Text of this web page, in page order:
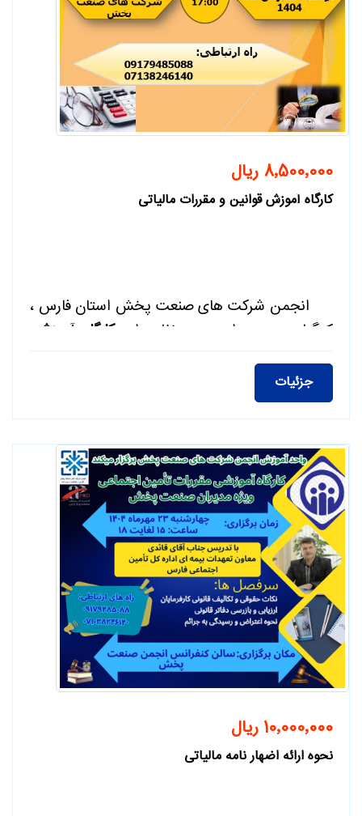
8٬500٬000 ریال
کارگاه آموزش قوانین و مقررات مالیاتی
انجمن شرکت های صنعت پخش استان فارس ،
کهگیلویه و بویراحمد در نظر داردکارگاه آموزشی
قوانین و مقررات مالیاتی
با سرفصل های :1.
دستورالعمل های قانونی صدور صورتحساب
الکترونیکی
مباحث مربوط به ارسال اظهارنامه ارزش افزوده فصل
پاییزرا با توجه به نیاز همکاران گرامی برگزار نماید .
تاریخ 20/11/1404
از ساعت 14:30 لغایت 17:00
محل سالن انجمن شرکت های صنعت پخش فارس
واقع در: بلوار پاسارگاد غربی ، طبقه فوقانی بانک رفاه
، ساختمان نیلوفر 9، طبقه اول
جزئیات
10٬000٬000 ریال
نحوه ارائه اضهار نامه مالیاتی